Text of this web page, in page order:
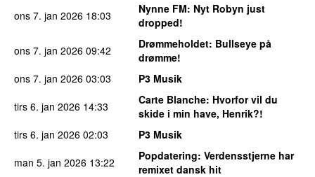
ons 7. jan 2026 18:03 Nynne FM: Nyt Robyn just
dropped!
ons 7. jan 2026 09:42 Drømmeholdet: Bullseye på
drømme!
ons 7. jan 2026 03:03
P3 Musik
tirs 6. jan 2026 14:33 Carte Blanche: Hvorfor vil du
skide i min have, Henrik?!
tirs 6. jan 2026 02:03
P3 Musik
man 5. jan 2026 13:22 Popdatering: Verdensstjerne har
remixet dansk hit